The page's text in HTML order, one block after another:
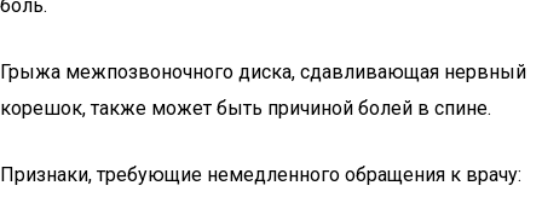
боль.
Грыжа межпозвоночного диска, сдавливающая нервный
корешок, также может быть причиной болей в спине.
Признаки, требующие немедленного обращения к врачу: